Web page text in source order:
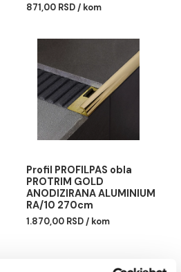
AC
Sredstvo za čiščenje
MAPEI ULTRACARE
SMOOTH SILICONE 0.75L
871,00 RSD / kom